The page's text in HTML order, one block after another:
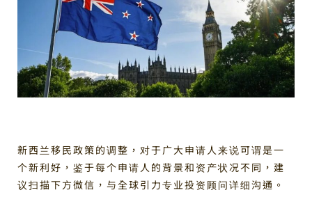
新西兰移民政策的调整，对于广大申请人来说可谓是一
个新利好，鉴于每个申请人的背景和资产状况不同，建
议扫描下方微信，与全球引力专业投资顾问详细沟通。